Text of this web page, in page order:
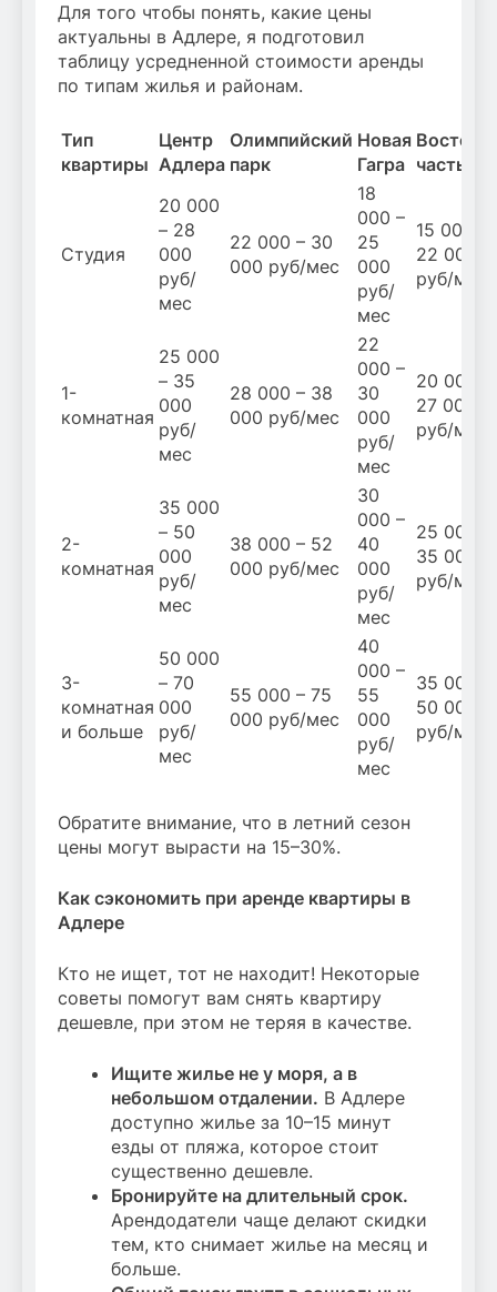
Для того чтобы понять, какие цены
актуальны в Адлере, я подготовил
таблицу усредненной стоимости аренды
по типам жилья и районам.
Тип
квартиры
Центр
Адлера
Олимпийский
парк
Новая
Гагра часть
Студия
20 000
– 28
000
руб/
мес
22 000 – 30
000 руб/мес
18
000 –
25
000
руб/
мес
15 000 –
22 000
руб/мес
1-
комнатная
25 000
– 35
000
руб/
мес
28 000 – 38
000 руб/мес
22
000 –
30
000
руб/
мес
20 000 –
27 000
руб/мес
2-
комнатная
35 000
– 50
000
руб/
мес
38 000 – 52
000 руб/мес
30
000 –
40
000
руб/
мес
25 000 –
35 000
руб/мес
3-
комнатная
и больше
50 000
– 70
000
руб/
мес
55 000 – 75
000 руб/мес
40
000 –
55
000
руб/
мес
35 000 –
50 000
руб/мес
Обратите внимание, что в летний сезон
цены могут вырасти на 15–30%.
Как сэкономить при аренде квартиры в
Адлере
Кто не ищет, тот не находит! Некоторые
советы помогут вам снять квартиру
дешевле, при этом не теряя в качестве.
Ищите жилье не у моря, а в
небольшом отдалении. В Адлере
доступно жилье за 10–15 минут
езды от пляжа, которое стоит
существенно дешевле.
Бронируйте на длительный срок.
Арендодатели чаще делают скидки
тем, кто снимает жилье на месяц и
больше.